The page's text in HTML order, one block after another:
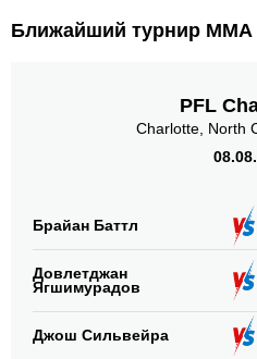
Ближайший турнир ММА
PFL
Charlotte, North
Брайан Баттл
Довлетджан
Ягшимурадов
Джош Сильвейра